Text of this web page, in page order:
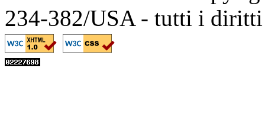
234-382/USA - tutti i